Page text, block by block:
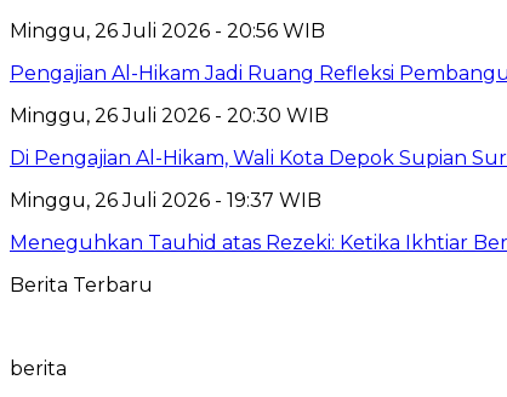
Minggu, 26 Juli 2026 - 20:56 WIB
Pengajian Al-Hikam Jadi Ruang Refleksi
Minggu, 26 Juli 2026 - 20:30 WIB
Di Pengajian Al-Hikam, Wali Kota Depok Supian
Minggu, 26 Juli 2026 - 19:37 WIB
Meneguhkan Tauhid atas Rezeki: Ketika Ikhtiar
Berita Terbaru
berita